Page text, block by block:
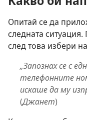
Опитай се да
следната
след това избери
„Запознах се с
телефонните
искаше да му
(Джанет)